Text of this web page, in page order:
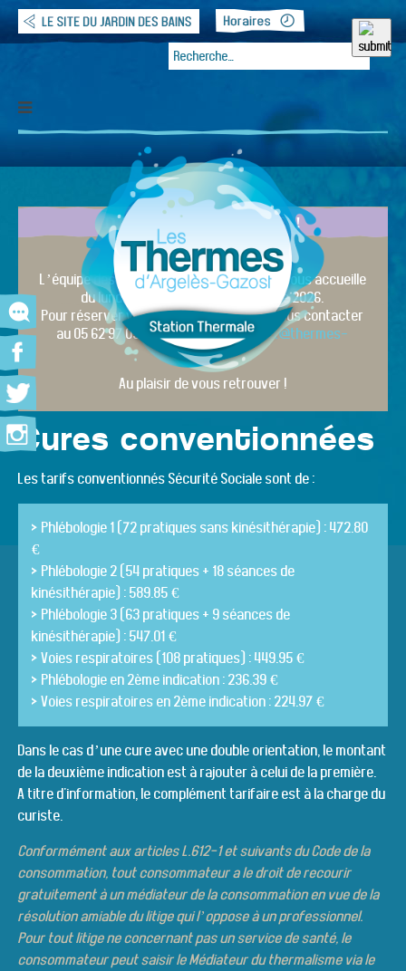
DERNIÈRE MINUTE !
Etablissement ouvert
L’équipe des Thermes d’Argelès-Gazost vous accueille
du lundi 30 mars 2026 au 31 octobre 2026.
Pour réserver votre cure, vous pouvez nous contacter
au 05 62 97 03 24 ou par mail :contact@thermes-
argeles.fr
Au plaisir de vous retrouver !
Cures conventionnées
Les tarifs conventionnés Sécurité Sociale sont de :
> Phlébologie 1 (72 pratiques sans kinésithérapie) : 472.80
€
> Phlébologie 2 (54 pratiques + 18 séances de
kinésithérapie) : 589.85 €
> Phlébologie 3 (63 pratiques + 9 séances de
kinésithérapie) : 547.01 €
> Voies respiratoires (108 pratiques) : 449.95 €
> Phlébologie en 2ème indication : 236.39 €
> Voies respiratoires en 2ème indication : 224.97 €
Dans le cas d’une cure avec une double orientation, le montant
de la deuxième indication est à rajouter à celui de la première.
A titre d'information, le complément tarifaire est à la charge du
curiste.
Conformément aux articles L.612-1 et suivants du Code de la
consommation, tout consommateur a le droit de recourir
gratuitement à un médiateur de la consommation en vue de la
résolution amiable du litige qui l’oppose à un professionnel.
Pour tout litige ne concernant pas un service de santé, le
consommateur peut saisir le Médiateur du thermalisme via le